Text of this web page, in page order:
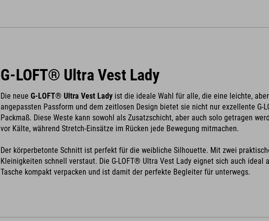
G-LOFT® Ultra Vest Lady
Die neue G-LOFT® Ultra Vest Lady ist die ideale Wahl für alle, die eine leichte,
angepassten Passform und dem zeitlosen Design bietet sie nicht nur exzellente
Packmaß. Diese Weste kann sowohl als Zusatzschicht, aber auch solo getragen
vor Kälte, während Stretch-Einsätze im Rücken jede Bewegung mitmachen.
Der körperbetonte Schnitt ist perfekt für die weibliche Silhouette. Mit zwei
Kleinigkeiten schnell verstaut. Die G-LOFT® Ultra Vest Lady eignet sich auch ideal
Tasche kompakt verpacken und ist damit der perfekte Begleiter für unterwegs.